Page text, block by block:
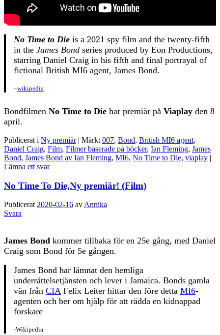
No Time to Die is a 2021 spy film and the twenty-fifth
in the James Bond series produced by Eon Productions,
starring Daniel Craig in his fifth and final portrayal of
fictional British MI6 agent, James Bond.
–wikipedia
Bondfilmen No Time to Die har premiär på Viaplay den 8
april.
Publicerat i Ny premiär | Märkt 007, Bond, British MI6 agent,
Daniel Craig, Film, Filmer baserade på böcker, Ian Fleming, James
Bond, James Bond av Ian Fleming, MI6, No Time to Die, viaplay |
Lämna ett svar
No Time To Die,Ny premiär! (Film)
Publicerat 2020-02-16 av Annika
Svara
James Bond kommer tillbaka för en 25e gång, med Daniel
Craig som Bond för 5e gången.
James Bond har lämnat den hemliga
underrättelsetjänsten och lever i Jamaica. Bonds gamla
vän från CIA Felix Leiter hittar den före detta MI6-
agenten och ber om hjälp för att rädda en kidnappad
forskare
-Wikipedia